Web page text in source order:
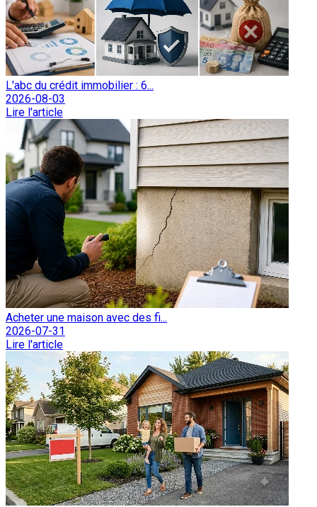
L'abc du crédit immobilier : 6...
2026-08-03
Lire l'article
Acheter une maison avec des fi...
2026-07-31
Lire l'article